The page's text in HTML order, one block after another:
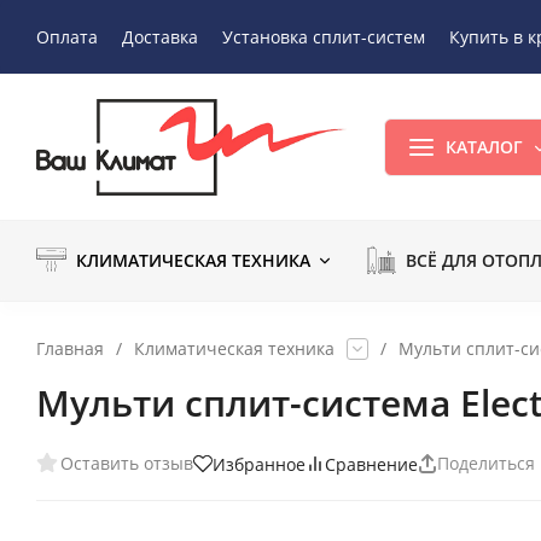
Оплата Доставка Установка сплит-систем Купить в
КАТАЛОГ
КЛИМАТИЧЕСКАЯ ТЕХНИКА ВСЁ ДЛЯ
Главная / Климатическая техника / Мульти сплит-
Мульти сплит-система
Оставить отзыв Избранное Сравнение Поделиться